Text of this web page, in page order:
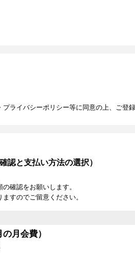
ライバシーポリシー等に同意の上、ご登
認と支払い方法の選択）
確認をお願いします。
すのでご留意ください。
月会費）